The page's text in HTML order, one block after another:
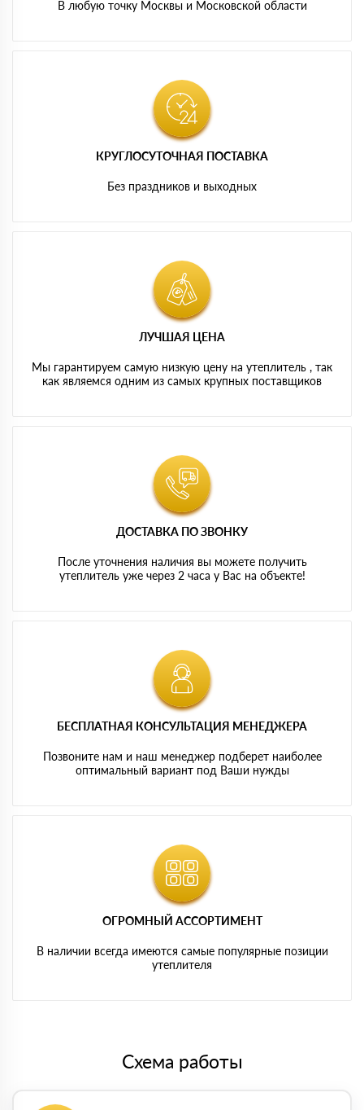
В любую точку Москвы и Московской области
КРУГЛОСУТОЧНАЯ ПОСТАВКА
Без праздников и выходных
ЛУЧШАЯ ЦЕНА
Мы гарантируем самую низкую цену на утеплитель , так
как являемся одним из самых крупных поставщиков
ДОСТАВКА ПО ЗВОНКУ
После уточнения наличия вы можете получить
утеплитель уже через 2 часа у Вас на объекте!
БЕСПЛАТНАЯ КОНСУЛЬТАЦИЯ МЕНЕДЖЕРА
Позвоните нам и наш менеджер подберет наиболее
оптимальный вариант под Ваши нужды
ОГРОМНЫЙ АССОРТИМЕНТ
В наличии всегда имеются самые популярные позиции
утеплителя
Схема работы